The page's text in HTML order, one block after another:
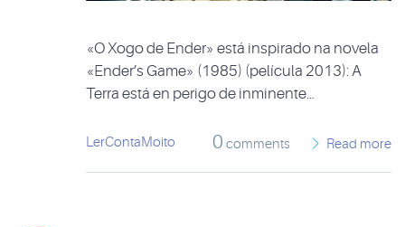
«O Xogo de Ender» está inspirado na novela
«Ender’s Game» (1985) (película 2013): A
Terra está en perigo de inminente…
LerContaMoito 0 comments Read more